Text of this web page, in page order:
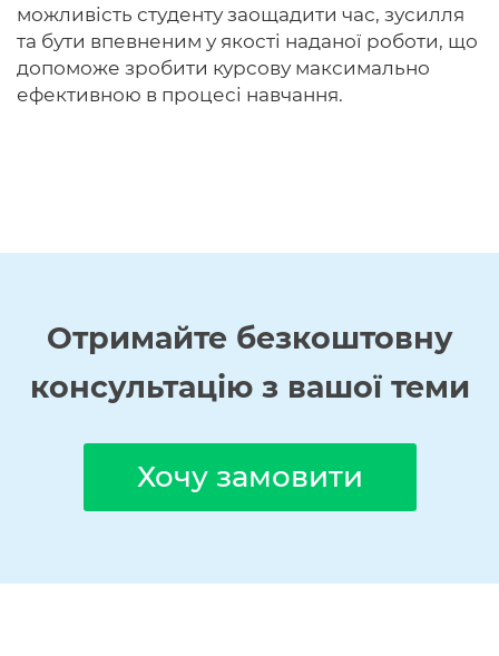
можливість студенту заощадити час, зусилля
та бути впевненим у якості наданої роботи, що
допоможе зробити курсову максимально
ефективною в процесі навчання.
Отримайте безкоштовну
консультацію з вашої теми
Хочу замовити